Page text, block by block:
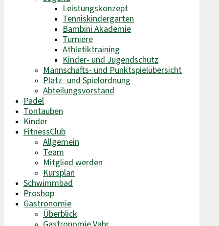
Leistungskonzept
Tenniskindergarten
Bambini Akademie
Turniere
Athletiktraining
Kinder- und Jugendschutz
Mannschafts- und Punktspielübersicht
Platz- und Spielordnung
Abteilungsvorstand
Padel
Tontauben
Kinder
FitnessClub
Allgemein
Team
Mitglied werden
Kursplan
Schwimmbad
Proshop
Gastronomie
Überblick